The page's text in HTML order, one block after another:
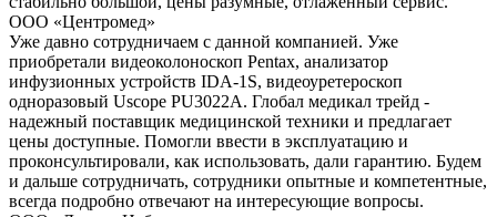
ООО «Центромед»
Уже давно сотрудничаем с данной компанией. Уже
приобретали видеоколоноскоп Pentax, анализатор
инфузионных устройств IDA-1S, видеоуретероскоп
одноразовый Uscope PU3022A. Глобал медикал трейд -
надежный поставщик медицинской техники и предлагает
цены доступные. Помогли ввести в эксплуатацию и
проконсультировали, как использовать, дали гарантию. Будем
и дальше сотрудничать, сотрудники опытные и компетентные,
всегда подробно отвечают на интересующие вопросы.